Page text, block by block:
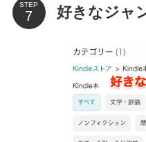
STEP 好きなジャ